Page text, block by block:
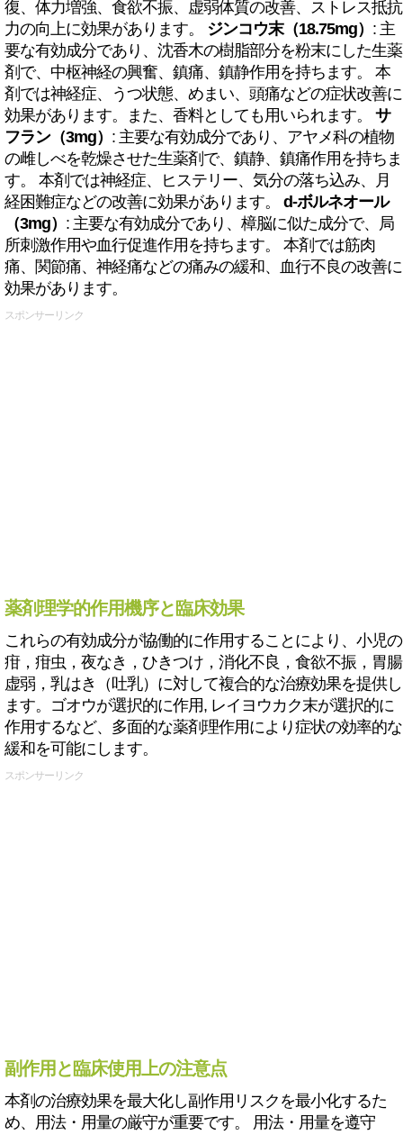
復、体力増強、食欲不振、虚弱体質の改善、ストレス抵抗
力の向上に効果があります。 ジンコウ末（18.75mg） : 主
要な有効成分であり、沈香木の樹脂部分を粉末にした生薬
剤で、中枢神経の興奮、鎮痛、鎮静作用を持ちます。 本
剤では神経症、うつ状態、めまい、頭痛などの症状改善に
効果があります。また、香料としても用いられます。 サ
フラン（3mg） : 主要な有効成分であり、アヤメ科の植物
の雌しべを乾燥させた生薬剤で、鎮静、鎮痛作用を持ちま
す。 本剤では神経症、ヒステリー、気分の落ち込み、月
経困難症などの改善に効果があります。 d-ボルネオール
（3mg） : 主要な有効成分であり、樟脳に似た成分で、局
所刺激作用や血行促進作用を持ちます。 本剤では筋肉
痛、関節痛、神経痛などの痛みの緩和、血行不良の改善に
効果があります。
スポンサーリンク
薬剤理学的作用機序と臨床効果
これらの有効成分が協働的に作用することにより、小児の
疳，疳虫，夜なき，ひきつけ，消化不良，食欲不振，胃腸
虚弱，乳はき（吐乳）に対して複合的な治療効果を提供し
ます。ゴオウが選択的に作用, レイヨウカク末が選択的に
作用するなど、多面的な薬剤理作用により症状の効率的な
緩和を可能にします。
スポンサーリンク
副作用と臨床使用上の注意点
本剤の治療効果を最大化し副作用リスクを最小化するた
め、用法・用量の厳守が重要です。 用法・用量を遵守